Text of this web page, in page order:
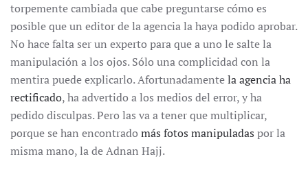
torpemente cambiada que cabe preguntarse cómo es
posible que un editor de la agencia la haya podido aprobar.
No hace falta ser un experto para que a uno le salte la
manipulación a los ojos. Sólo una complicidad con la
mentira puede explicarlo. Afortunadamentela agencia ha
rectificado, ha advertido a los medios del error, y ha
pedido disculpas. Pero las va a tener que multiplicar,
porque se han encontrado más fotos manipuladas por la
misma mano, la de Adnan Hajj.